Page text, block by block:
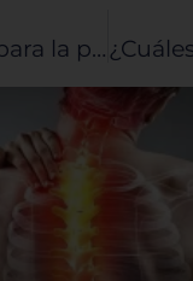
Cuidados para la protección de tu salud visual